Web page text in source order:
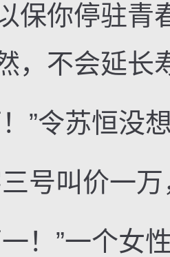
保你停驻青
，不会延长
令苏恒没想
叫价一万
”一个女性